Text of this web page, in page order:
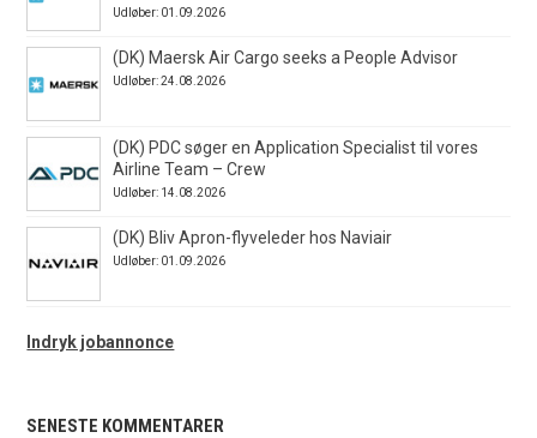
Udløber: 01.09.2026
(DK) Maersk Air Cargo seeks a People Advisor
Udløber: 24.08.2026
(DK) PDC søger en Application Specialist til vores
Airline Team – Crew
Udløber: 14.08.2026
(DK) Bliv Apron-flyveleder hos Naviair
Udløber: 01.09.2026
Indryk jobannonce
SENESTE KOMMENTARER